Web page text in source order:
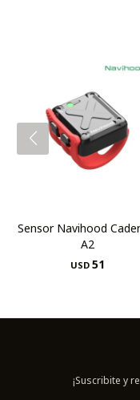
Sensor Navihood
A2
USD 51
¡Suscribite y